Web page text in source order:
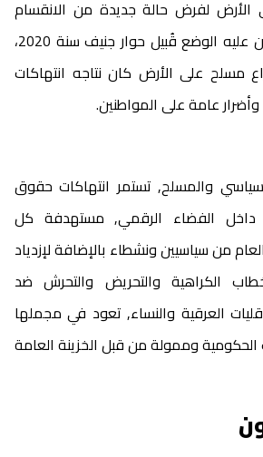
لفرض حالة جديدة من الانقسام
سياسي مماثل لما كان عليه الوضع قُبيل حوار جنيف سنة 2020،
مسلح على الأرض كان نتاجه انتهاكات
عامة على المواطنين.
بالتوازي مع الصراع السياسي والمسلح٫ تستمر انتهاكات حقوق
الإنسان والمضايقات داخل الفضاء الرقمي٫ مستهدفة كل
من سياسيين ونشطاء بالإضافة لإزدياد
الكراهية والتحريض والتحرش ضد
النشطاء٫ المناطق٫ الأقليات العرقية والنساء٫ تعود في مجملها
وممولة من قبل الخزينة العامة